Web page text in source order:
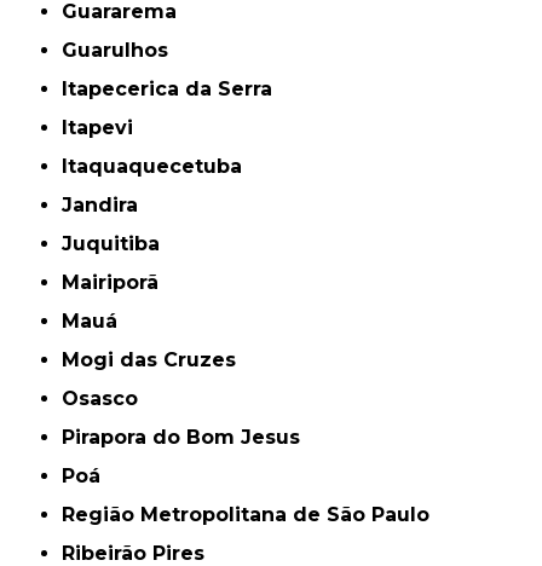
Guararema
Guarulhos
Itapecerica da Serra
Itapevi
Itaquaquecetuba
Jandira
Juquitiba
Mairiporã
Mauá
Mogi das Cruzes
Osasco
Pirapora do Bom Jesus
Poá
Região Metropolitana de São Paulo
Ribeirão Pires